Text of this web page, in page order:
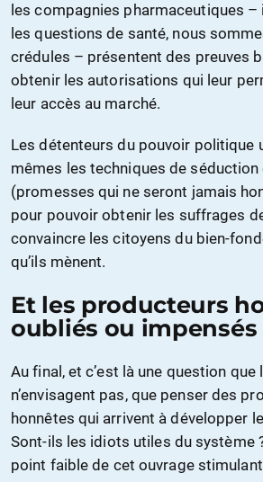
les compagnies pharmaceutiques –
les questions de santé, nous
crédules – présentent des preuves
obtenir les autorisations qui leur
leur accès au marché.
Les détenteurs du pouvoir politique
mêmes les techniques de
(promesses qui ne seront jamais
pour pouvoir obtenir les suffrages
convaincre les citoyens du bien-
qu’ils mènent.
Et les producteurs
oubliés ou impensés
Au final, et c’est là une question que
n’envisagent pas, que penser des
honnêtes qui arrivent à développer
Sont-ils les idiots utiles du système
point faible de cet ouvrage